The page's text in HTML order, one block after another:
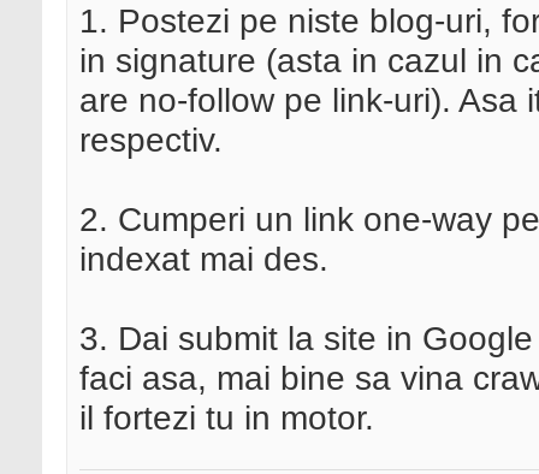
1. Postezi pe niste blog-uri,
in signature (asta in cazul in
are no-follow pe link-uri). Asa
respectiv.
2. Cumperi un link one-way
indexat mai des.
3. Dai submit la site in
faci asa, mai bine sa vina
il fortezi tu in motor.